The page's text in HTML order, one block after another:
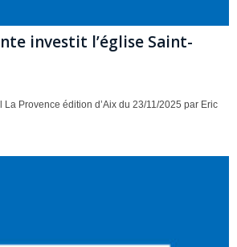
investit l’église Saint-
Provence édition d’Aix du 23/11/2025 par Eric